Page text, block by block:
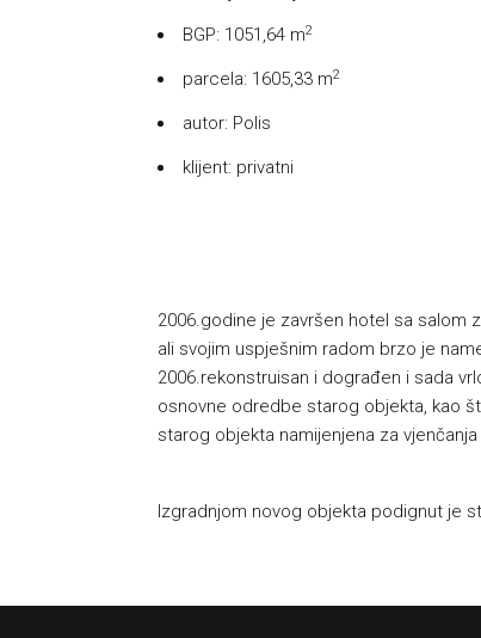
BGP: 1051,64 m2
parcela: 1605,33 m2
autor: Polis
klijent: privatni
2006.godine je završen hotel sa salom
ali svojim uspješnim radom brzo je
2006.rekonstruisan i dograđen i sada
osnovne odredbe starog objekta, kao
starog objekta namijenjena za
Izgradnjom novog objekta podignut je